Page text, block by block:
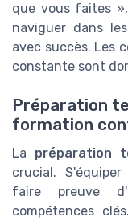
que vous faites
naviguer dans
avec succès. Les
constante sont
Préparation
formation
La préparation
crucial.
faire preuve
compétences